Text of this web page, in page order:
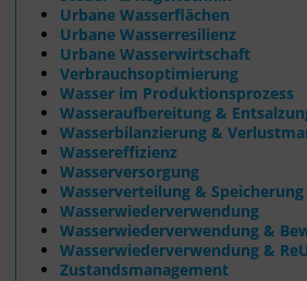
Urbane Wasserflächen
Urbane Wasserresilienz
Urbane Wasserwirtschaft
Verbrauchsoptimierung
Wasser im Produktionsprozess
Wasseraufbereitung &
Wasserbilanzierung &
Wassereffizienz
Wasserversorgung
Wasserverteilung & Speicherung
Wasserwiederverwendung
Wasserwiederverwendung &
Wasserwiederverwendung &
Zustandsmanagement